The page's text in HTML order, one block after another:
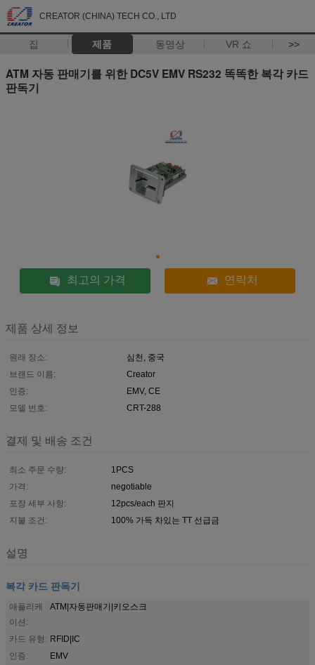
CREATOR (CHINA) TECH CO., LTD
집 제품 동영상 VR 쇼 >>
ATM 자동 판매기를 위한 DC5V EMV RS232 똑똑한 복각 카드
판독기
최고의 가격 연락처
제품 상세 정보
원래 장소:
심천, 중국
브랜드 이름:
Creator
인증:
EMV, CE
모델 번호:
CRT-288
결제 및 배송 조건
최소 주문 수량:
1PCS
가격:
negotiable
포장 세부 사항:
12pcs/each 판지
지불 조건:
100% 가득 차있는 TT 선급금
설명
복각 카드 판독기
애플리케
이션:
ATM|자동판매기|키오스크
카드 유형: RFID|IC
인증:
EMV